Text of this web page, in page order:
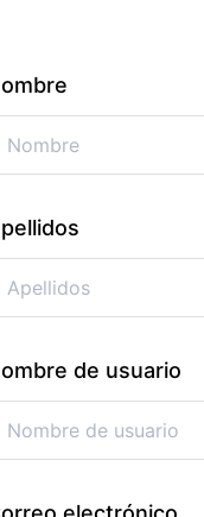
de usuario